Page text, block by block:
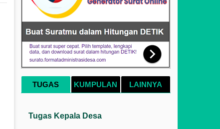
TUGAS KUMPULAN LAINNYA
Tugas Kepala Desa